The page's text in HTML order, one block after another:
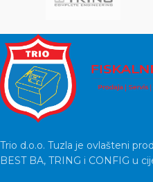
Trio d.o.o. Tuzla je ovlašteni
BEST BA, TRING i CONFIG u